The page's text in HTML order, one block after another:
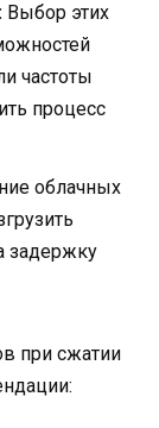
Выбор этих
частоты
процесс
облачных
задержку
при сжатии